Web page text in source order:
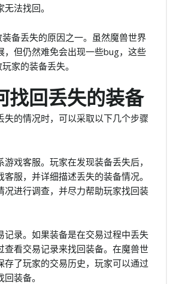
法找回。
备丢失的原因之一。虽然魔兽世界
，但仍然难免会出现一些bug，这些
家的装备丢失。
找回丢失的装备
失的情况时，可以采取以下几个步骤
戏客服。玩家在发现装备丢失后，
服，并详细描述丢失的装备情况。
况进行调查，并尽力帮助玩家找回装
记录。如果装备是在交易过程中丢失
查看交易记录来找回装备。在魔兽世
存了玩家的交易历史，玩家可以通过
装备。